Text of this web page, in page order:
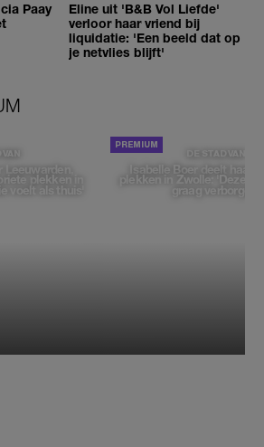
Paay
Eline uit 'B&B Vol Liefde'
verloor haar vriend bij
liquidatie: 'Een beeld dat op
je netvlies blijft'
plekken in
voelt als thuis'
DE STAD VAN
Isabelle Boer deelt haar
plekken in Zwolle: 'Deze
graag verborgen'